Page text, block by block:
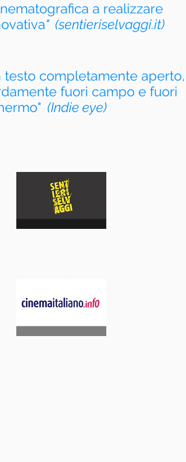
a realizzare
" (sentieriselvaggi.it)
testo completamente aperto,
fuori campo e fuori
(Indie eye)